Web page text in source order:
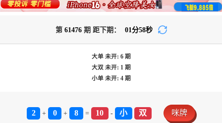
第 61476 期 距下期： 01 分57秒
大单 未开: 6期
大双 未开: 1期
小单 未开: 4期
2 + 0 + 8 = 10 - 小 双 咪牌